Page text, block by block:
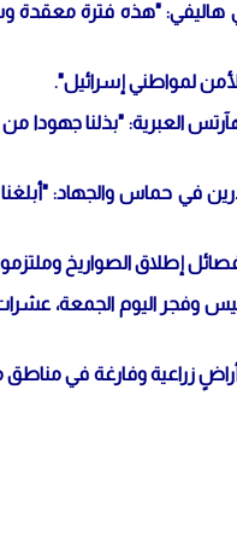
هاليفي: "هذه فترة
لمواطني إسرائيل".
"بذلنا جهودا من
في حماس والجهاد:
إطلاق الصواريخ وملتزمون
وفجر اليوم الجمعة،
وأراضٍ زراعية وفارغة في